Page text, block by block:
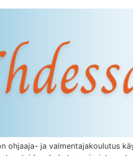
ohjaaja- ja valmentajakoulutus